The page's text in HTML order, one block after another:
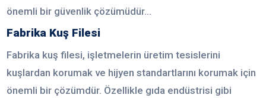
önemli bir güvenlik çözümüdür...
Fabrika Kuş Filesi
Fabrika kuş filesi, işletmelerin üretim tesislerini
kuşlardan korumak ve hijyen standartlarını korumak için
önemli bir çözümdür. Özellikle gıda endüstrisi gibi